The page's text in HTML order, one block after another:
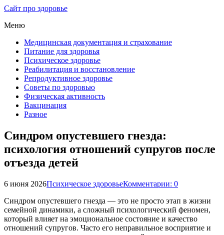
Сайт про здоровье
Меню
Медицинская документация и страхование
Питание для здоровья
Психическое здоровье
Реабилитация и восстановление
Репродуктивное здоровье
Советы по здоровью
Физическая активность
Вакцинация
Разное
Синдром опустевшего гнезда:
психология отношений супругов после
отъезда детей
6 июня 2026Психическое здоровьеКомментарии: 0
Синдром опустевшего гнезда — это не просто этап в жизни
семейной динамики, а сложный психологический феномен,
который влияет на эмоциональное состояние и качество
отношений супругов. Часто его неправильное восприятие и